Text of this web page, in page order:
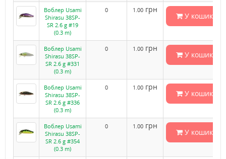
Воблер Usami
Shirasu 38SP-
SR 2.6 g #19
(0.3 m)
0 1.00 грн
У кошик
Воблер Usami
Shirasu 38SP-
SR 2.6 g #331
(0.3 m)
0 1.00 грн
У кошик
Воблер Usami
Shirasu 38SP-
SR 2.6 g #336
(0.3 m)
0 1.00 грн
У кошик
Воблер Usami
Shirasu 38SP-
SR 2.6 g #354
(0.3 m)
0 1.00 грн
У кошик